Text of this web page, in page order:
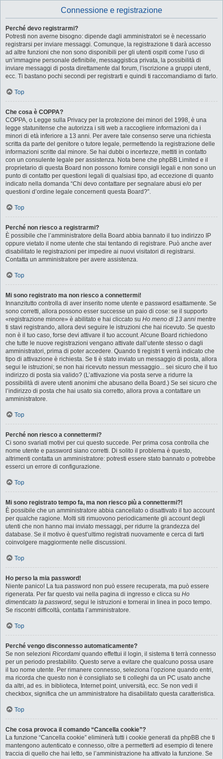
Connessione e registrazione
Perché devo registrarmi?
Potresti non averne bisogno: dipende dagli amministratori se è necessario
registrarsi per inviare messaggi. Comunque, la registrazione ti darà accesso
ad altre funzioni che non sono disponibili per gli utenti ospiti come l’uso di
un’immagine personale definibile, messaggistica privata, la possibilità di
inviare messaggi di posta direttamente dal forum, l’iscrizione a gruppi utenti,
ecc. Ti bastano pochi secondi per registrarti e quindi ti raccomandiamo di farlo.
Top
Che cosa è COPPA?
COPPA, o Legge sulla Privacy per la protezione dei minori del 1998, è una
legge statunitense che autorizza i siti web a raccogliere informazioni da i
minori di età inferiore a 13 anni. Per avere tale consenso serve una richiesta
scritta da parte del genitore o tutore legale, permettendo la registrazione delle
informazioni scritte dal minore. Se hai dubbi o incertezze, mettiti in contatto
con un consulente legale per assistenza. Nota bene che phpBB Limited e il
proprietario di questa Board non possono fornire consigli legali e non sono un
punto di contatto per questioni legali di qualsiasi tipo, ad eccezione di quanto
indicato nella domanda “Chi devo contattare per segnalare abusi e/o per
questioni d’ordine legale concernenti questa Board?”.
Top
Perché non riesco a registrarmi?
È possibile che l’amministratore della Board abbia bannato il tuo indirizzo IP
oppure vietato il nome utente che stai tentando di registrare. Può anche aver
disabilitato le registrazioni per impedire ai nuovi visitatori di registrarsi.
Contatta un amministratore per avere assistenza.
Top
Mi sono registrato ma non riesco a connettermi!
Innanzitutto controlla di aver inserito nome utente e password esattamente. Se
sono corretti, allora possono esser successe un paio di cose: se il supporto
«registrazione minore» è abilitato e hai cliccato su Ho meno di 13 anni mentre
ti stavi registrando, allora devi seguire le istruzioni che hai ricevuto. Se questo
non è il tuo caso, forse devi attivare il tuo account. Alcune Board richiedono
che tutte le nuove registrazioni vengano attivate dall’utente stesso o dagli
amministratori, prima di poter accedere. Quando ti registri ti verrà indicato che
tipo di attivazione è richiesta. Se ti è stato inviato un messaggio di posta, allora
segui le istruzioni; se non hai ricevuto nessun messaggio... sei sicuro che il tuo
indirizzo di posta sia valido? (L’attivazione via posta serve a ridurre la
possibilità di avere utenti anonimi che abusano della Board.) Se sei sicuro che
l’indirizzo di posta che hai usato sia corretto, allora prova a contattare un
amministratore.
Top
Perché non riesco a connettermi?
Ci sono svariati motivi per cui questo succede. Per prima cosa controlla che
nome utente e password siano corretti. Di solito il problema è questo,
altrimenti contatta un amministratore: potresti essere stato bannato o potrebbe
esserci un errore di configurazione.
Top
Mi sono registrato tempo fa, ma non riesco più a connettermi?!
È possibile che un amministratore abbia cancellato o disattivato il tuo account
per qualche ragione. Molti siti rimuovono periodicamente gli account degli
utenti che non hanno mai inviato messaggi, per ridurre la grandezza del
database. Se il motivo è quest’ultimo registrati nuovamente e cerca di farti
coinvolgere maggiormente nelle discussioni.
Top
Ho perso la mia password!
Niente panico! La tua password non può essere recuperata, ma può essere
rigenerata. Per far questo vai nella pagina di ingresso e clicca su Ho
dimenticato la password, segui le istruzioni e tornerai in linea in poco tempo.
Se riscontri difficoltà, contatta l’amministratore.
Top
Perché vengo disconnesso automaticamente?
Se non selezioni Ricordami quando effettui il login, il sistema ti terrà connesso
per un periodo prestabilito. Questo serve a evitare che qualcuno possa usare
il tuo nome utente. Per rimanere connesso, seleziona l’opzione quando entri,
ma ricorda che questo non è consigliato se ti colleghi da un PC usato anche
da altri, ad es. in biblioteca, Internet point, università, ecc. Se non vedi il
checkbox, significa che un amministratore ha disabilitato questa caratteristica.
Top
Che cosa provoca il comando “Cancella cookie”?
La funzione “Cancella cookie” eliminerà tutti i cookie generati da phpBB che ti
mantengono autenticato e connesso, oltre a permetterti ad esempio di tenere
traccia di quello che hai letto, se l’amministrazione ha attivato la funzione. Se